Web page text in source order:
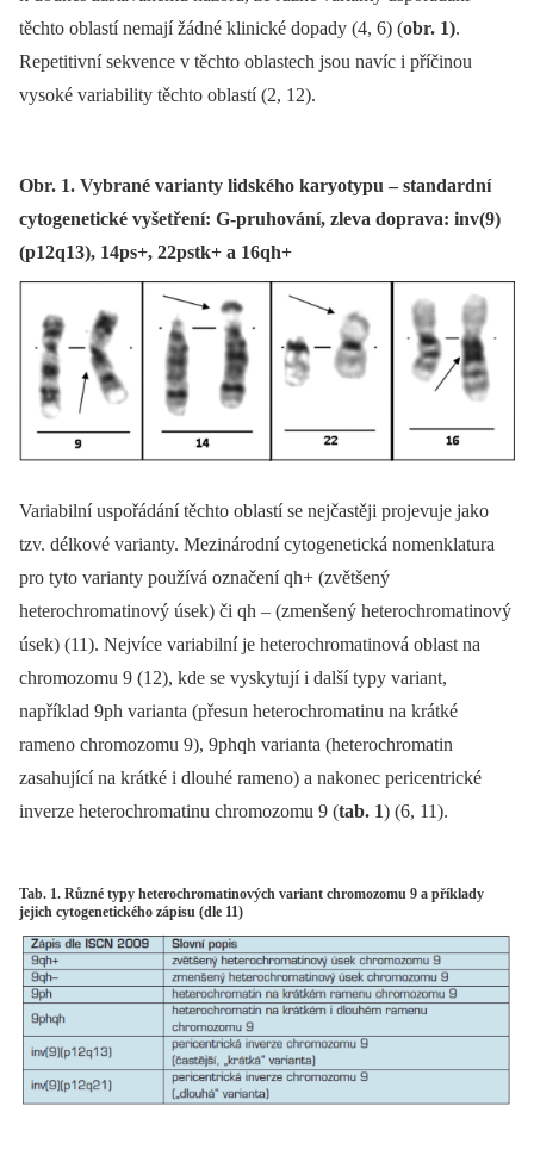
těchto oblastí nemají žádné klinické dopady (4, 6) (obr. 1).
Repetitivní sekvence v těchto oblastech jsou navíc i příčinou
vysoké variability těchto oblastí (2, 12).
Obr. 1. Vybrané varianty lidského karyotypu – standardní
cytogenetické vyšetření: G-pruhování, zleva doprava: inv(9)
(p12q13), 14ps+, 22pstk+ a 16qh+
Variabilní uspořádání těchto oblastí se nejčastěji projevuje jako
tzv. délkové varianty. Mezinárodní cytogenetická nomenklatura
pro tyto varianty používá označení qh+ (zvětšený
heterochromatinový úsek) či qh –⁠ (zmenšený heterochromatinový
úsek) (11). Nejvíce variabilní je heterochromatinová oblast na
chromozomu 9 (12), kde se vyskytují i další typy variant,
například 9ph varianta (přesun heterochromatinu na krátké
rameno chromozomu 9), 9phqh varianta (heterochromatin
zasahující na krátké i dlouhé rameno) a nakonec pericentrické
inverze heterochromatinu chromozomu 9 (tab. 1) (6, 11).
Tab. 1. Různé typy heterochromatinových variant chromozomu 9 a příklady
jejich cytogenetického zápisu (dle 11)